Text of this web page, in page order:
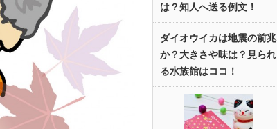
は？知人へ送る例文！
ダイオウイカは地震の前兆
か？大きさや味は？見られ
る水族館はココ！